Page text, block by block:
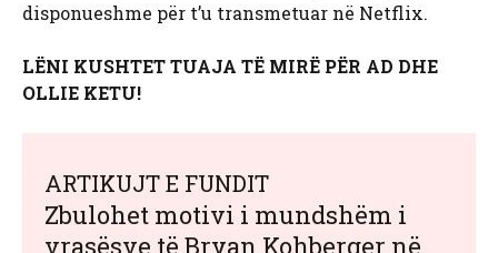
disponueshme për t’u transmetuar në Netflix.
LËNI KUSHTET TUAJA TË MIRË PËR AD DHE
OLLIE KETU!
ARTIKUJT E FUNDIT
Zbulohet motivi i mundshëm i
vrasësve të Bryan Kohberger në